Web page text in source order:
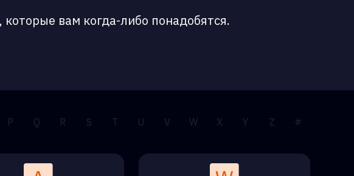
вам когда-либо понадобятся.
P Q R S T U V W X Y Z #